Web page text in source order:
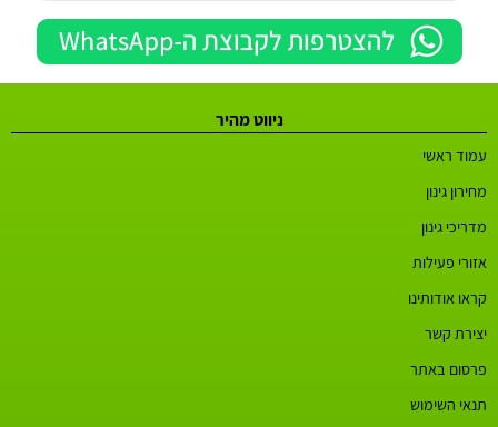
ניווט מהיר
עמוד ראשי
מחירון גינון
מדריכי גינון
אזורי פעילות
קראו אודותינו
יצירת קשר
פרסום באתר
תנאי השימוש